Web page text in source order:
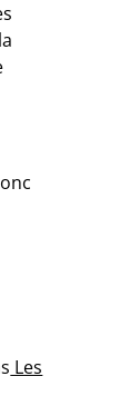
Les